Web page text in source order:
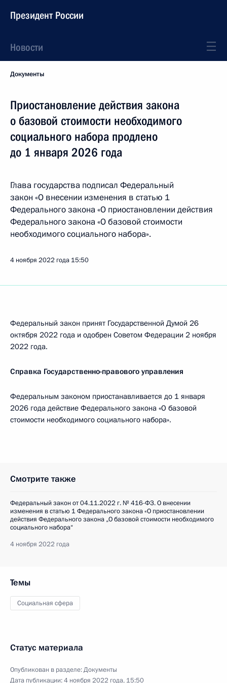
Президент России
Новости
Документы
Приостановление действия закона
о базовой стоимости необходимого
социального набора продлено
до 1 января 2026 года
Глава государства подписал Федеральный
закон «О внесении изменения в статью 1
Федерального закона «О приостановлении действия
Федерального закона «О базовой стоимости
необходимого социального набора».
4 ноября 2022 года 15:50
Федеральный закон принят Государственной Думой 26
октября 2022 года и одобрен Советом Федерации 2 ноября
2022 года.
Справка Государственно-правового управления
Федеральным законом приостанавливается до 1 января
2026 года действие Федерального закона «О базовой
стоимости необходимого социального набора».
Смотрите также
Федеральный закон от 04.11.2022 г. № 416-ФЗ. О внесении
изменения в статью 1 Федерального закона «О приостановлении
действия Федерального закона „О базовой стоимости необходимого
социального набора“
4 ноября 2022 года
Темы
Социальная сфера
Статус материала
Опубликован в разделе:Документы
Дата публикации:4 ноября 2022 года, 15:50